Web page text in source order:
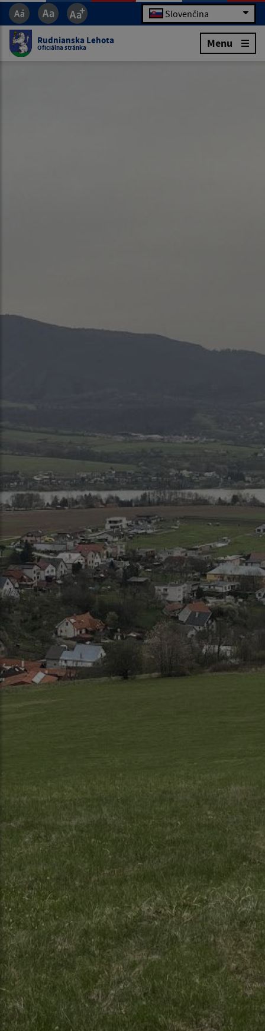
Slovenčina
Rudnianska Lehota
Oficiálna stránka Menu